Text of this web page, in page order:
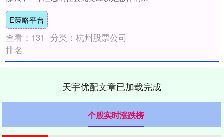
呢？理想社会首先应是公平正义的社会。公
平正义是社....
E策略平台
查看： 131 分类： 杭州股票公司
排名
天宇优配文章已加载完成
个股实时涨跌榜